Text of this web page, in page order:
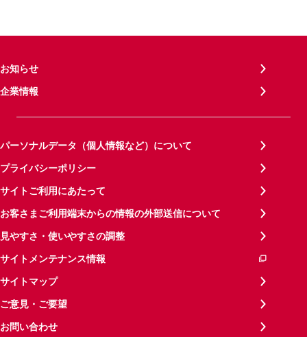
お知らせ
企業情報
パーソナルデータ（個人情報など）について
プライバシーポリシー
サイトご利用にあたって
お客さまご利用端末からの情報の外部送信について
見やすさ・使いやすさの調整
サイトメンテナンス情報
サイトマップ
ご意見・ご要望
お問い合わせ